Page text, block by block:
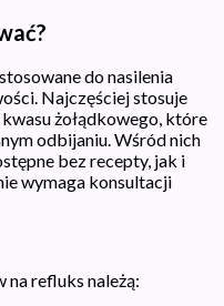
do nasilenia
Najczęściej stosuje
żołądkowego, które
odbijaniu. Wśród nich
bez recepty, jak i
wymaga konsultacji
na refluks należą: